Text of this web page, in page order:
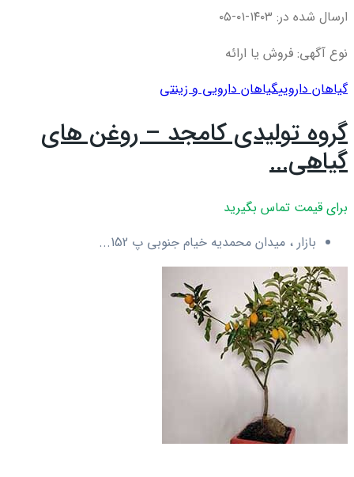
ارسال شده در: ۱۴۰۳-۰۱-۰۵
نوع آگهی: فروش یا ارائه
گیاهان داروییگیاهان دارویی و زینتی
گروه تولیدی کامجد – روغن های
گیاهی...
برای قیمت تماس بگیرید
بازار ، میدان محمدیه خیام جنوبی پ 152...